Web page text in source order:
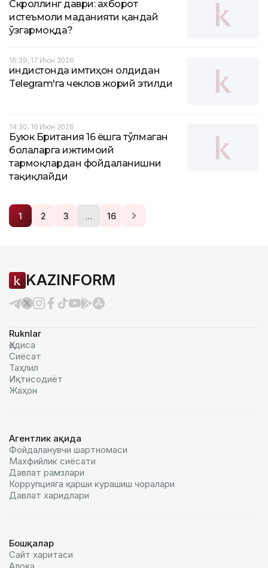
Скроллинг даври: ахборот
истеъмоли маданияти қандай
ўзгармоқда?
16:39, 17 Июн 2026
Ҳиндистонда имтиҳон олдидан
Telegram'га чеклов жорий этилди
14:30, 16 Июн 2026
Буюк Британия 16 ёшга тўлмаган
болаларга ижтимоий
тармоқлардан фойдаланишни
тақиқлайди
1 2 3 … 16
KAZINFORM
Ruknlar
Ҳодиса
Сиёсат
Таҳлил
Иқтисодиёт
Жаҳон
Агентлик ҳақида
Фойдаланувчи шартномаси
Махфийлик сиёсати
Давлат рамзлари
Коррупцияга қарши курашиш чоралари
Давлат харидлари
Бошқалар
Сайт харитаси